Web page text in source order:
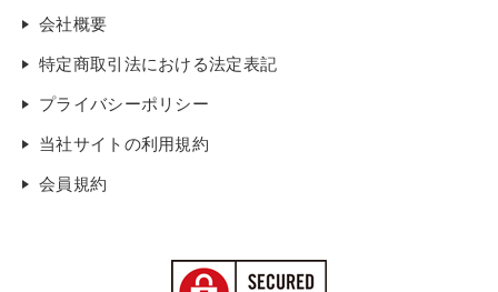
会社概要
特定商取引法における法定表記
プライバシーポリシー
当社サイトの利用規約
会員規約